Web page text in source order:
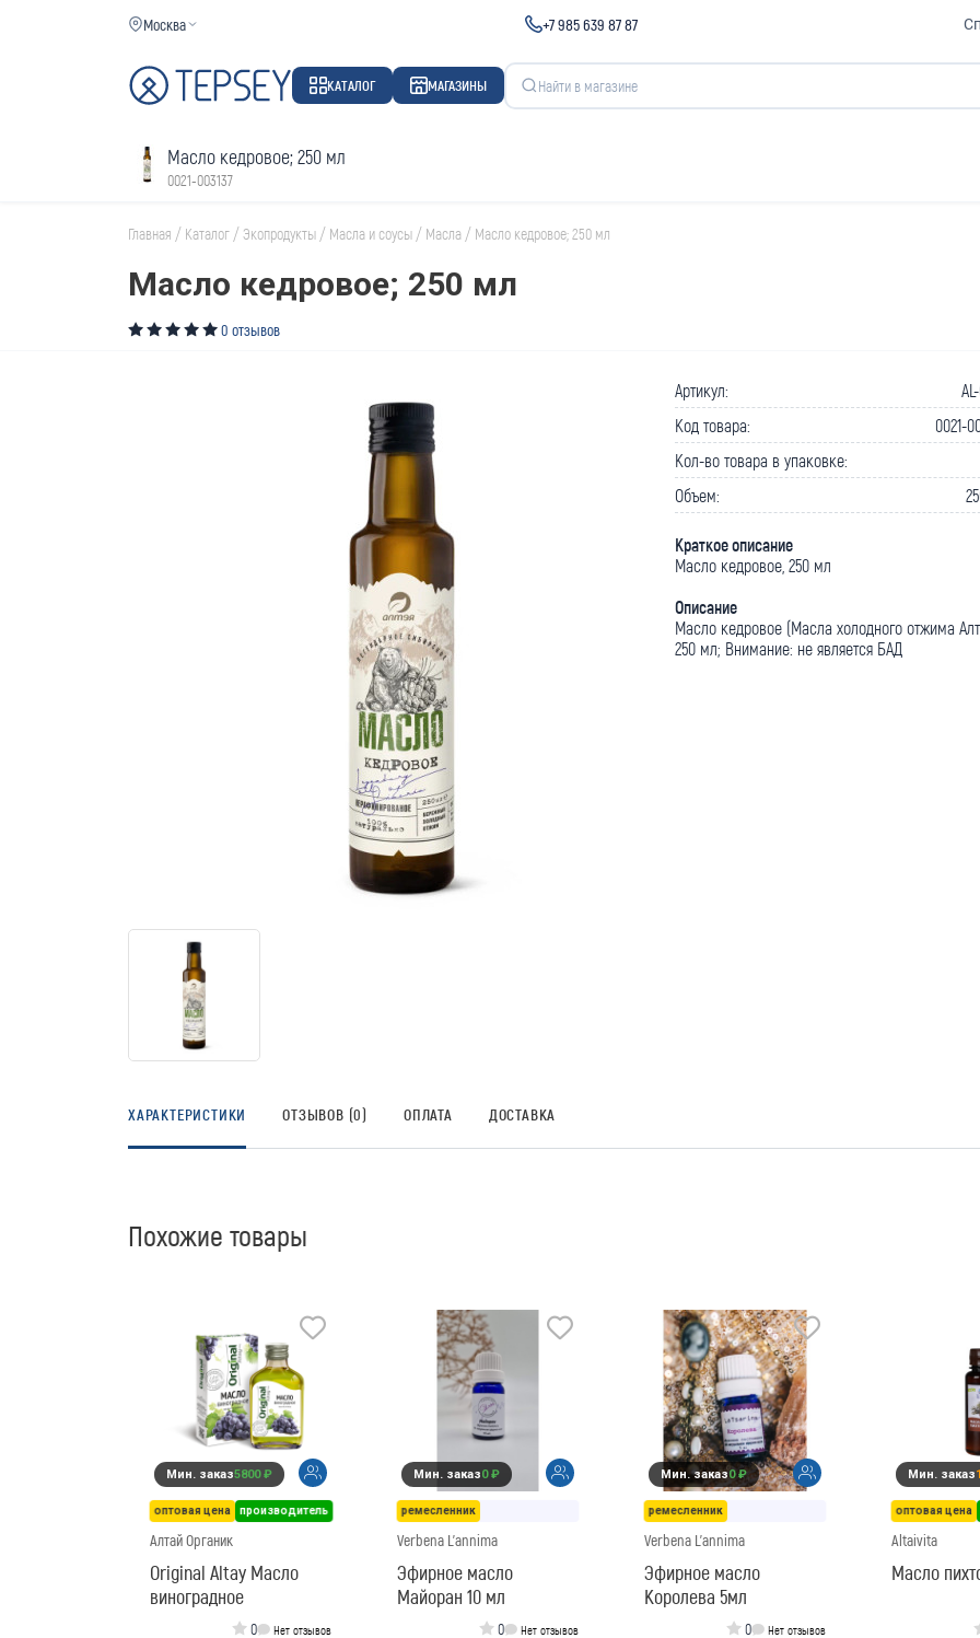
Москва +7 985 639 87 87
КАТАЛОГ МАГАЗИНЫ
Масло кедровое; 250 мл
0021-003137
Главная / Каталог /Экопродукты / Масла и соусы / Масла / Масло кедровое; 250 мл
Масло кедровое; 250 мл
0 отзывов
Артикул:
Код товара:
0021-
Кол-во товара в упаковке:
Объем:
Краткое описание
Масло кедровое, 250 мл
Описание
Масло кедровое (Масла холодного отжима
250 мл; Внимание: не является БАД
ХАРАКТЕРИСТИКИ ОТЗЫВОВ (0) ОПЛАТА ДОСТАВКА
Похожие товары
Мин. заказ5800 ₽
оптовая цена производитель
Алтай Органик
Original Altay Масло
виноградное
0 Нет отзывов
Мин. заказ0 ₽
ремесленник
Verbena L'annima
Эфирное масло
Майоран 10 мл
0 Нет отзывов
Мин. заказ0 ₽
ремесленник
Verbena L'annima
Эфирное масло
Королева 5мл
0 Нет отзывов
Мин. заказ
оптовая цена
Altaivita
Масло